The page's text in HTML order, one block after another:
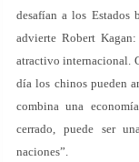
desafían a los Estados
advierte Robert
atractivo internacional.
día los chinos pueden
combina una
cerrado, puede ser
naciones”.